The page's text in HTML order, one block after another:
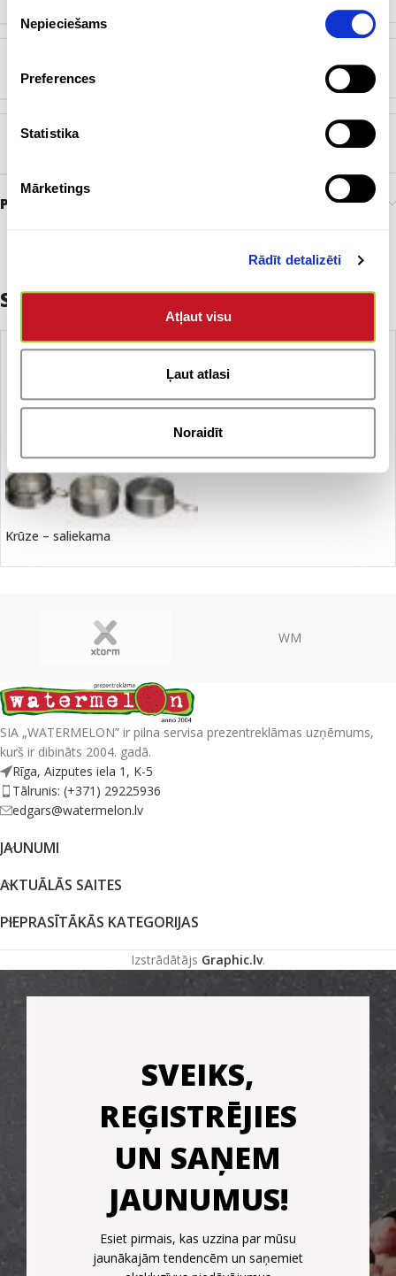
izvēle
Nepieciešams
Preferences
Statistika
Mārketings
Rādīt detalizēti
Atļaut visu
Ļaut atlasi
Noraidīt
ĒŠANA TILPUMS 660 ml
Pārstrādāts metāls
Preces pasūtīšana un piegāde
Saistītie produkti
Krūze – saliekama
WM
SIA „WATERMELON” ir pilna servisa prezentreklāmas uzņēmums,
kurš ir dibināts 2004. gadā.
Rīga, Aizputes iela 1, K-5
Tālrunis: (+371) 29225936
edgars@watermelon.lv
JAUNUMI
AKTUĀLĀS SAITES
PIEPRASĪTĀKĀS KATEGORIJAS
Izstrādātājs Graphic.lv.
SVEIKS,
REĢISTRĒJIES
UN SAŅEM
JAUNUMUS!
Esiet pirmais, kas uzzina par mūsu
jaunākajām tendencēm un saņemiet